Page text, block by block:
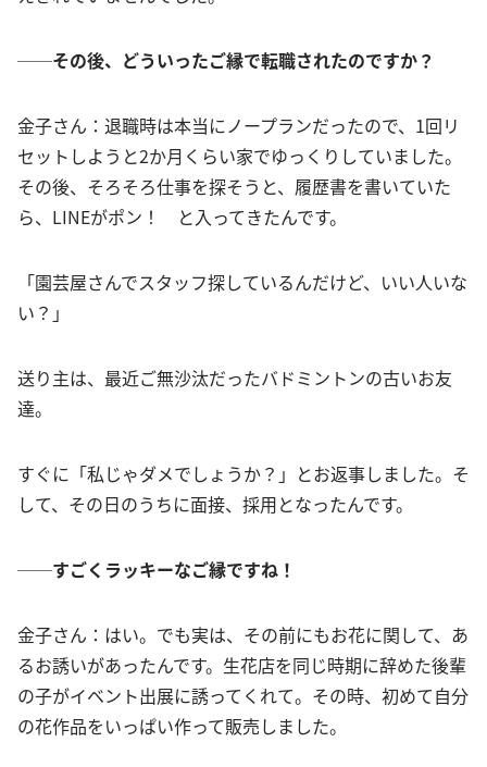
──その後、どういったご縁で転職されたのですか？
金子さん：退職時は本当にノープランだったので、1回リ
セットしようと2か月くらい家でゆっくりしていました。
その後、そろそろ仕事を探そうと、履歴書を書いていた
ら、LINEがポン！ と入ってきたんです。
「園芸屋さんでスタッフ探しているんだけど、いい人いな
い？」
送り主は、最近ご無沙汰だったバドミントンの古いお友
達。
すぐに「私じゃダメでしょうか？」とお返事しました。そ
して、その日のうちに面接、採用となったんです。
──すごくラッキーなご縁ですね！
金子さん：はい。でも実は、その前にもお花に関して、あ
るお誘いがあったんです。生花店を同じ時期に辞めた後輩
の子がイベント出展に誘ってくれて。その時、初めて自分
の花作品をいっぱい作って販売しました。